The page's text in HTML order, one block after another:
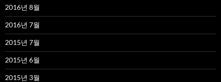
2016년 8월
2016년 7월
2015년 7월
2015년 6월
2015년 3월